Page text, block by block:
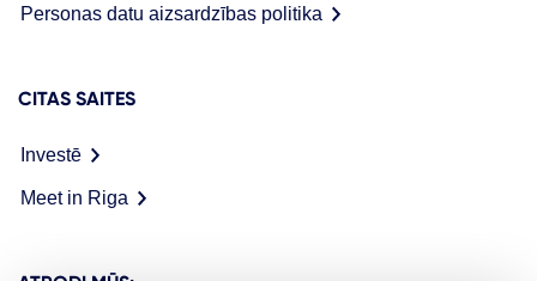
Personas datu aizsardzības politika
CITAS SAITES
Investē
Meet in Riga